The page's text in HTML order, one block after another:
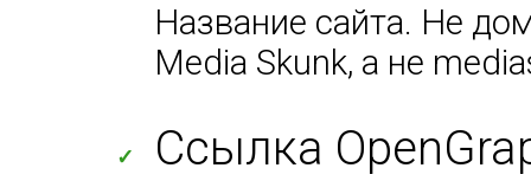
Название сайта. Не
Media Skunk, а не
✓ Ссылка